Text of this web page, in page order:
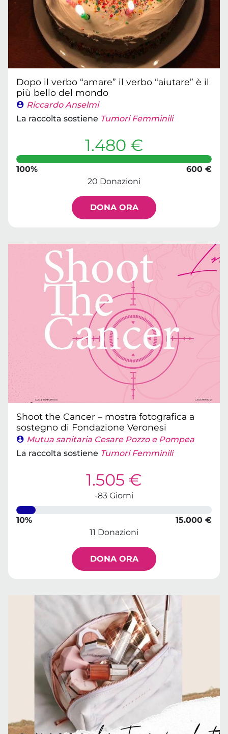
Dopo il verbo “amare” il verbo “aiutare” è il
più bello del mondo
Riccardo Anselmi
La raccolta sostiene Tumori Femminili
1.480 €
100%
600 €
20 Donazioni
DONA ORA
Shoot the Cancer – mostra fotografica a
sostegno di Fondazione Veronesi
Mutua sanitaria Cesare Pozzo e Pompea
La raccolta sostiene Tumori Femminili
1.505 €
-83 Giorni
10%
15.000 €
11 Donazioni
DONA ORA